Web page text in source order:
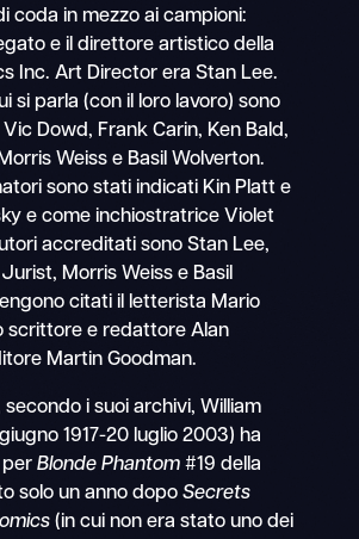
coda in mezzo ai campioni:
e il direttore artistico della
Inc. Art Director era Stan Lee.
si parla (con il loro lavoro) sono
Vic Dowd, Frank Carin, Ken Bald,
Weiss e Basil Wolverton.
sono stati indicati Kin Platt e
e come inchiostratrice Violet
accreditati sono Stan Lee,
Morris Weiss e Basil
citati il letterista Mario
scrittore e redattore Alan
Martin Goodman.
i suoi archivi, William
1917-20 luglio 2003) ha
Blonde Phantom#19 della
solo un anno dopo Secrets
(in cui non era stato uno dei